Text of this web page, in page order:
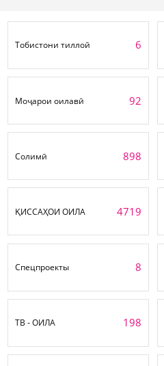
Тобистони тиллоӣ 6
Моҷарои оилавӣ 92
Солимӣ 898
ҚИССАҲОИ ОИЛА 4719
Спецпроекты 8
ТВ - ОИЛА 198